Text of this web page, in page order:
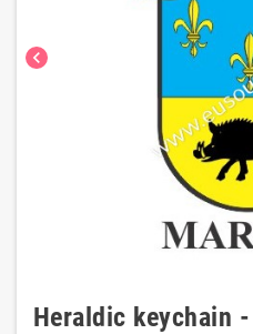
chevron_left
Heraldic keychain -